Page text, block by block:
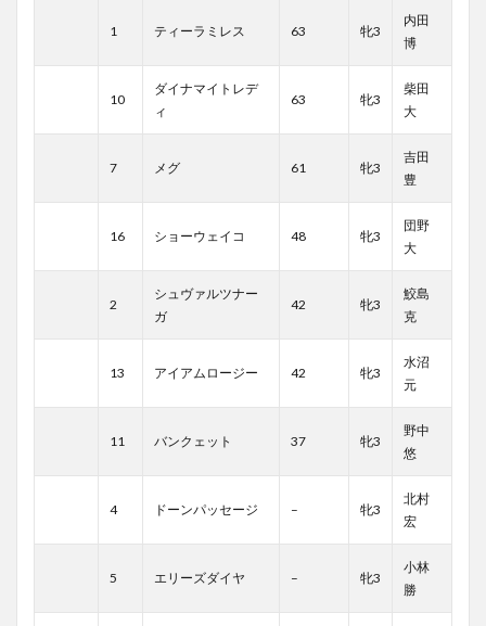
1 ティーラミレス 63 牝3
内田
博
10
ダイナマイトレデ
ィ
63 牝3
柴田
大
7 メグ 61 牝3
吉田
豊
16 ショーウェイコ 48 牝3
団野
大
2
シュヴァルツナー
ガ
42 牝3
鮫島
克
13 アイアムロージー 42 牝3
水沼
元
11 バンクェット 37 牝3
野中
悠
4 ドーンパッセージ – 牝3
北村
宏
5 エリーズダイヤ – 牝3
小林
勝